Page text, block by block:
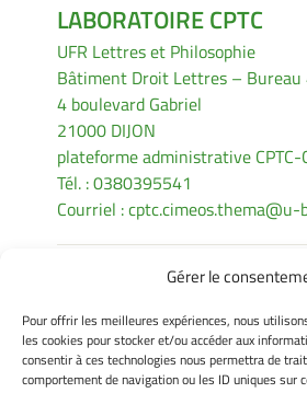
Gérer le
Pour offrir les meilleures expériences, nous
les cookies pour stocker et/ou accéder aux
consentir à ces technologies nous permettra de
comportement de navigation ou les ID uniques sur
LABORATOIRE CPTC
UFR Lettres et Philosophie
Bâtiment Droit Lettres – Bureau
4 boulevard Gabriel
21000 DIJON
plateforme administrative CPTC-
Tél. : 0380395541
Courriel :cptc.cimeos.thema@u-
INFORMATIONS
Mentions légales
Gérer mes cookies